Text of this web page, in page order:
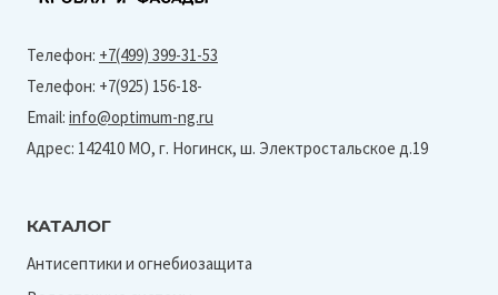
Телефон: +7(499) 399-31-53
Телефон: +7(925) 156-18-
Email: info@optimum-ng.ru
Адрес: 142410 МО, г. Ногинск, ш. Электростальское д.19
КАТАЛОГ
Антисептики и огнебиозащита